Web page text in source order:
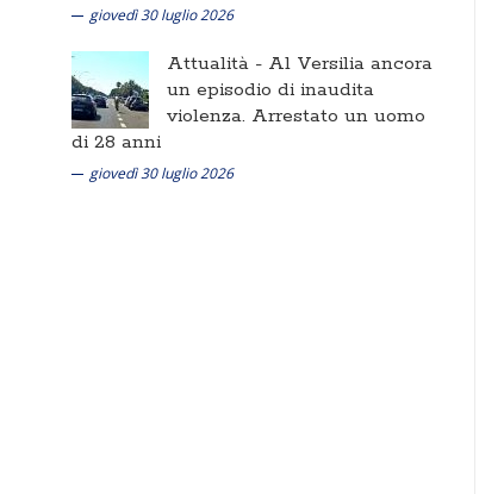
giovedì 30 luglio 2026
Attualità - Al Versilia ancora
un episodio di inaudita
violenza. Arrestato un uomo
di 28 anni
giovedì 30 luglio 2026